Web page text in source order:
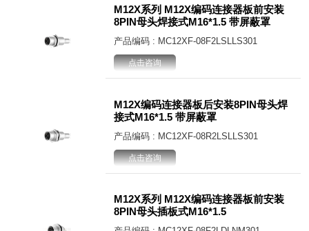
M12X系列 M12X编码连接器板前安装
8PIN母头焊接式M16*1.5 带屏蔽罩
产品编码 : MC12XF-08F2LSLLS301
点击咨询
M12X编码连接器板后安装8PIN母头焊
接式M16*1.5 带屏蔽罩
产品编码 : MC12XF-08R2LSLLS301
点击咨询
M12X系列 M12X编码连接器板前安装
8PIN母头插板式M16*1.5